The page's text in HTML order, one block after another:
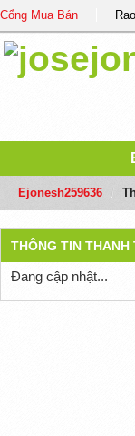
Cổng Mua Bán
Ejonesh259636
THÔNG TIN THANH
Đang cập nhật...